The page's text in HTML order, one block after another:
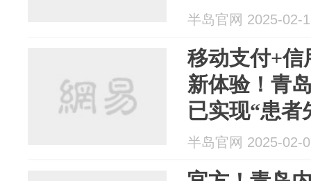
技”到回归医
半岛官网 2025-02-
移动支付+信
新体验！青
已实现“患者
半岛官网 2025-02-